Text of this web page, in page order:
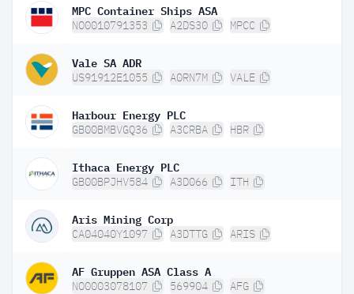
MPC Container Ships ASA
NO0010791353 A2DS30 MPCC
Vale SA ADR
US91912E1055 A0RN7M VALE
Harbour Energy PLC
GB00BMBVGQ36 A3CRBA HBR
Ithaca Energy PLC
GB00BPJHV584 A3D066 ITH
Aris Mining Corp
CA04040Y1097 A3DTTG ARIS
AF Gruppen ASA Class A
NO0003078107 569904 AFG